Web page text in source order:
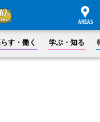
す・働く 学ぶ・知る